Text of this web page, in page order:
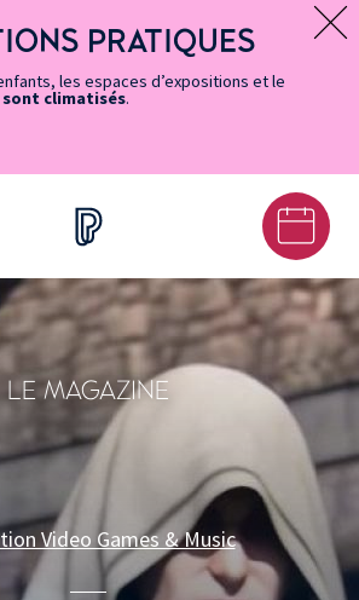
PRATIQUES
les espaces d’expositions et le
sont climatisés.
LE MAGAZINE
Video Games & Music